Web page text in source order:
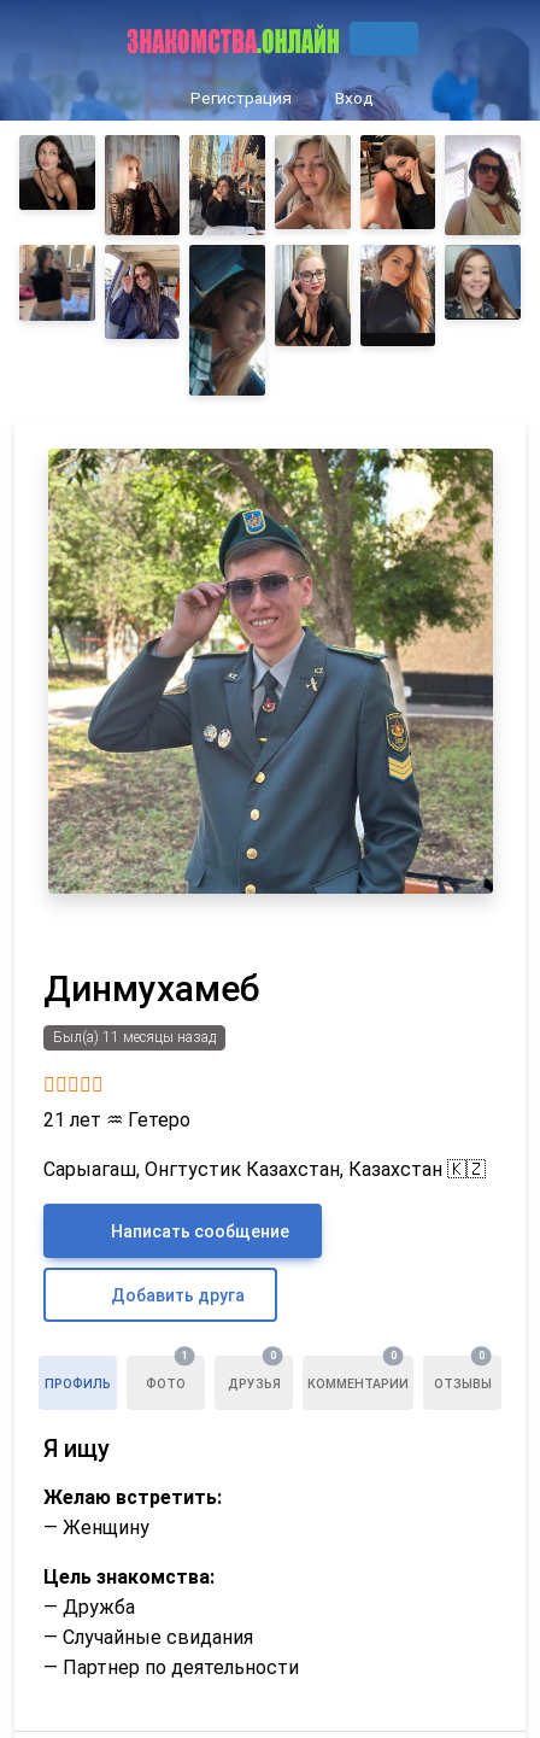
Регистрация Вход
Динмухамеб
Был(а) 11 месяцы назад
21 лет ♒ Гетеро
Сарыагаш, Онгтустик Казахстан, Казахстан 🇰🇿
Написать сообщение
Добавить друга
ПРОФИЛЬ ФОТО
1
ДРУЗЬЯ
0
КОММЕНТАРИИ
0
ОТЗЫВЫ
0
Я ищу
Желаю встретить:
— Женщину
Цель знакомства:
— Дружба
— Случайные свидания
— Партнер по деятельности